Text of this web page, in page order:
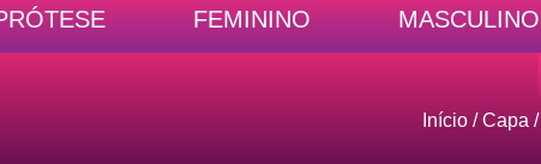
FEMININO MASCULINO
Início/Capa /